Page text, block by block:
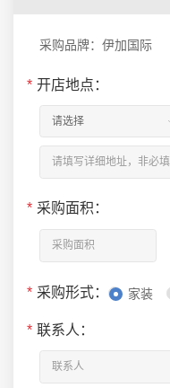
采购品牌：伊加国际
* 开店地点：
* 采购面积：
* 采购形式： 家装
* 联系人：